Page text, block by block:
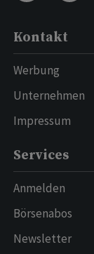
Kontakt
Werbung
Unternehmen
Impressum
Services
Anmelden
Börsenabos
Newsletter